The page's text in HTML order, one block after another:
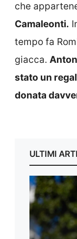
che
Camaleonti.
tempo fa
giacca.
stato un
donata
ULTIMI